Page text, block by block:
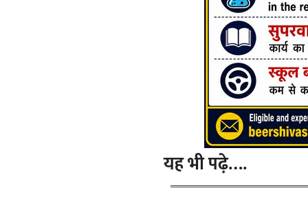
यह भी पढ़े….